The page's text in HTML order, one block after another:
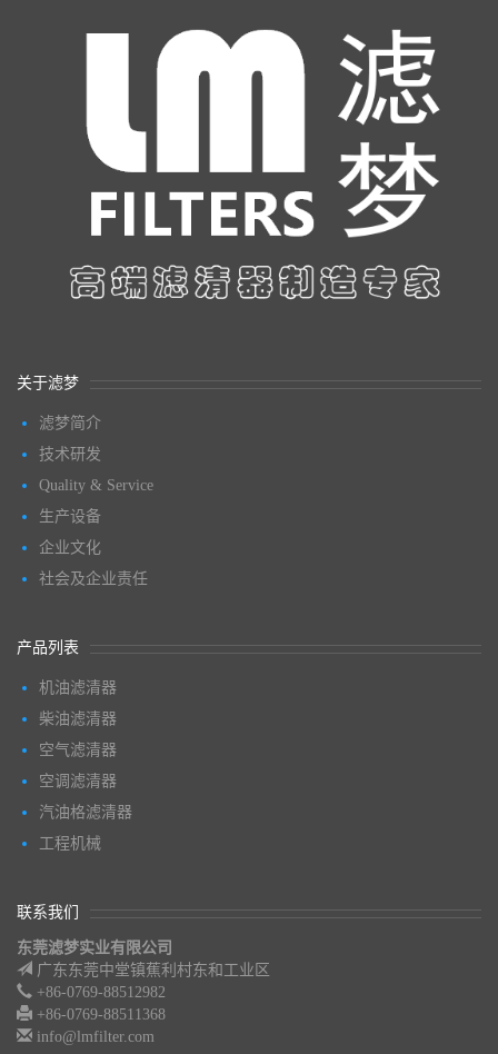
关于滤梦
滤梦简介
技术研发
Quality & Service
生产设备
企业文化
社会及企业责任
产品列表
机油滤清器
柴油滤清器
空气滤清器
空调滤清器
汽油格滤清器
工程机械
联系我们
东莞滤梦实业有限公司
广东东莞中堂镇蕉利村东和工业区
+86-0769-88512982
+86-0769-88511368
info@lmfilter.com